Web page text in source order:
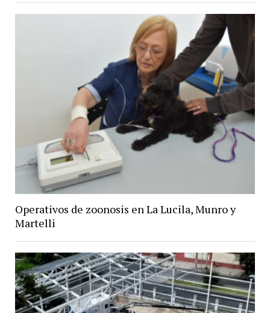
Operativos de zoonosis en La Lucila, Munro y
Martelli